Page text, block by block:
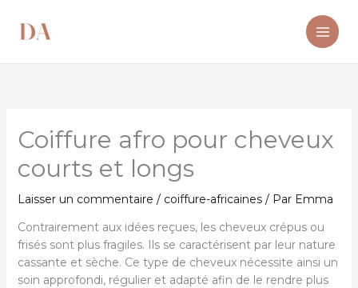
contenu
Coiffure afro pour cheveux
courts et longs
Laisser un commentaire / coiffure-africaines/ Par Emma
Contrairement aux idées reçues, les cheveux crépus ou
frisés sont plus fragiles. Ils se caractérisent par leur nature
cassante et sèche. Ce type de cheveux nécessite ainsi un
soin approfondi, régulier et adapté afin de le rendre plus